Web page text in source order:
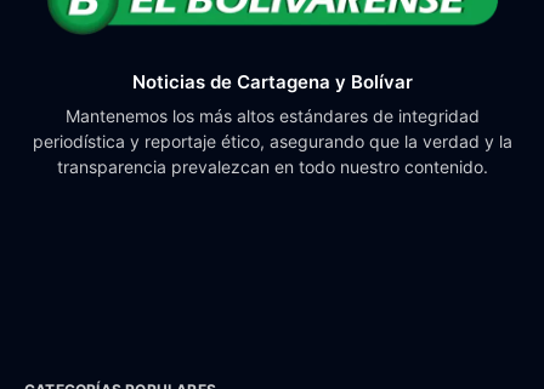
Noticias de Cartagena y Bolívar
Mantenemos los más altos estándares de integridad
periodística y reportaje ético, asegurando que la verdad y la
transparencia prevalezcan en todo nuestro contenido.